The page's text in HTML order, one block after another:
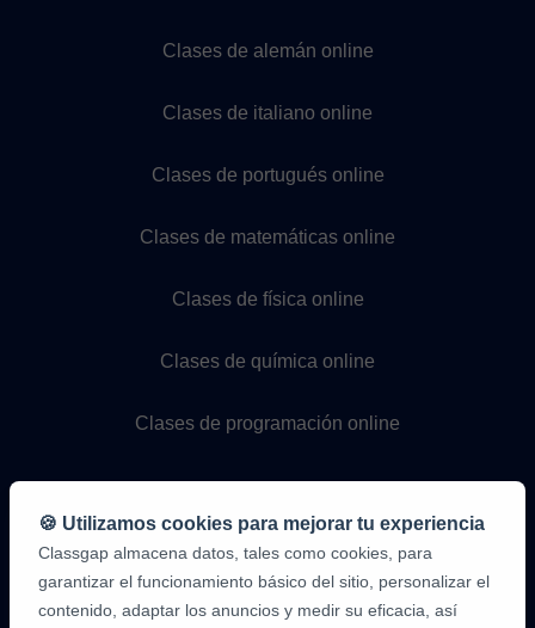
Clases de alemán online
Clases de italiano online
Clases de portugués online
Clases de matemáticas online
Clases de física online
Clases de química online
Clases de programación online
🍪 Utilizamos cookies para mejorar tu experiencia
Classgap almacena datos, tales como cookies, para
garantizar el funcionamiento básico del sitio, personalizar el
contenido, adaptar los anuncios y medir su eficacia, así